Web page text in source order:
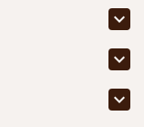


